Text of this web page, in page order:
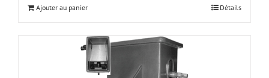
Ajouter au panier Détails